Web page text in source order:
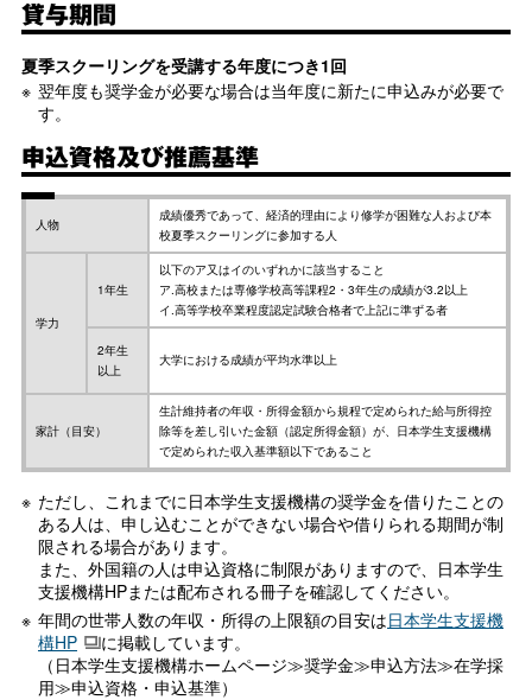
貸与期間
夏季スクーリングを受講する年度につき1回
翌年度も奨学金が必要な場合は当年度に新たに申込みが必要で
す。
申込資格及び推薦基準
人物
成績優秀であって、経済的理由により修学が困難な人および本
校夏季スクーリングに参加する人
学力
1年生
以下のア又はイのいずれかに該当すること
ア.高校または専修学校高等課程2・3年生の成績が3.2以上
イ.高等学校卒業程度認定試験合格者で上記に準ずる者
2年生
以上
大学における成績が平均水準以上
家計（目安）
生計維持者の年収・所得金額から規程で定められた給与所得控
除等を差し引いた金額（認定所得金額）が、日本学生支援機構
で定められた収入基準額以下であること
ただし、これまでに日本学生支援機構の奨学金を借りたことの
ある人は、申し込むことができない場合や借りられる期間が制
限される場合があります。
また、外国籍の人は申込資格に制限がありますので、日本学生
支援機構HPまたは配布される冊子を確認してください。
年間の世帯人数の年収・所得の上限額の目安は日本学生支援機
構HP
に掲載しています。
（日本学生支援機構ホームページ≫奨学金≫申込方法≫在学採
用≫申込資格・申込基準）